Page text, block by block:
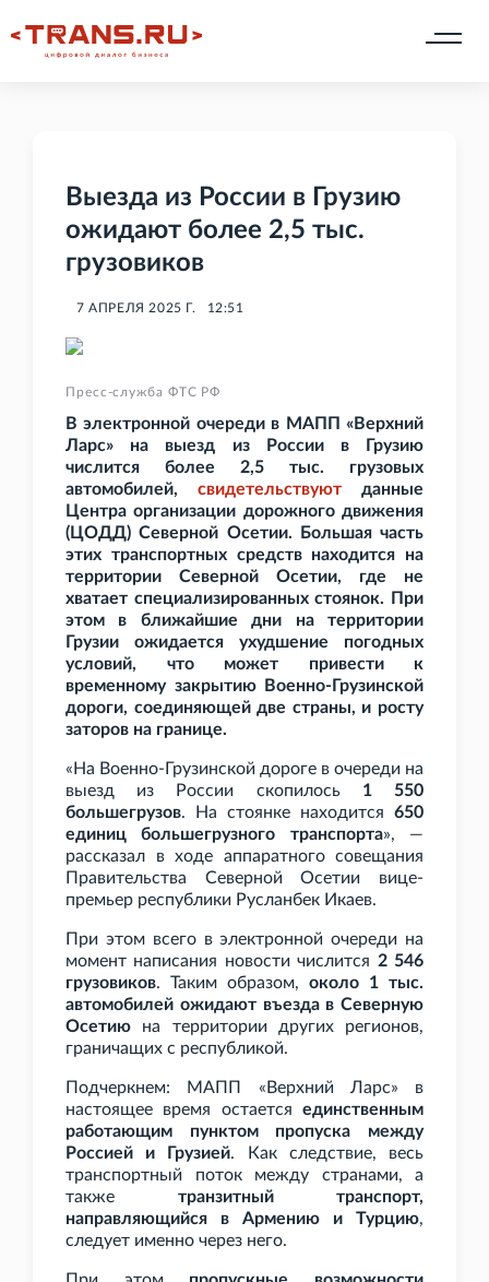
Выезда из России в Грузию
ожидают более 2,5 тыс.
грузовиков
7 АПРЕЛЯ 2025 Г. 12:51
Пресс-служба ФТС РФ
В электронной очереди в МАПП «Верхний
Ларс» на выезд из России в Грузию
числится более 2,5
тыс. грузовых
автомобилей, свидетельствуют данные
Центра организации дорожного движения
(ЦОДД) Северной Осетии. Большая часть
этих транспортных средств находится на
территории Северной Осетии, где не
хватает специализированных стоянок. При
этом в ближайшие дни на территории
Грузии ожидается ухудшение погодных
условий, что может привести к
временному закрытию Военно-Грузинской
дороги, соединяющей две страны, и росту
заторов на границе.
«На Военно-Грузинской дороге в очереди на
выезд из России скопилось 1
550
большегрузов. На стоянке находится 650
единиц большегрузного транспорта», —
рассказал в ходе аппаратного совещания
Правительства Северной Осетии вице-
премьер республики Русланбек Икаев.
При этом всего в электронной очереди на
момент написания новости числится 2 546
грузовиков. Таким образом, около 1 тыс.
автомобилей ожидают въезда в Северную
Осетию на территории других регионов,
граничащих с республикой.
Подчеркнем: МАПП «Верхний Ларс» в
настоящее время остается единственным
работающим пунктом пропуска между
Россией и Грузией. Как следствие, весь
транспортный поток между странами, а
также транзитный транспорт,
направляющийся в Армению и Турцию,
следует именно через него.